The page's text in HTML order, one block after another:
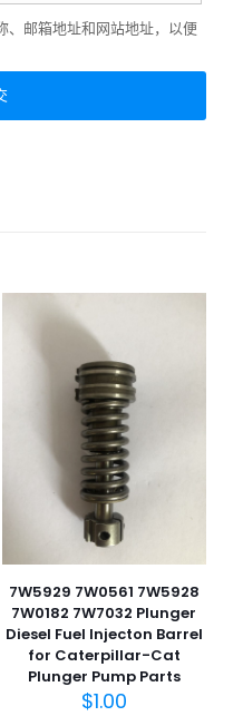
、邮箱地址和网站地址，以便
7W5929 7W0561 7W5928
7W0182 7W7032 Plunger
Diesel Fuel Injecton Barrel
for Caterpillar-Cat
Plunger Pump Parts
$1.00